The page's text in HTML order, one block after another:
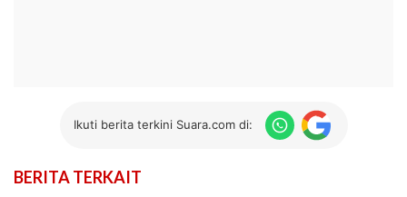
Ikuti berita terkini Suara.com di:
BERITA TERKAIT